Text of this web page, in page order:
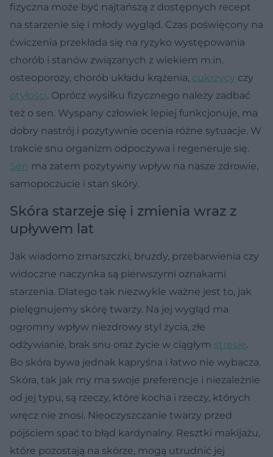
fizyczna może być najtańszą z dostępnych recept
na starzenie się i młody wygląd. Czas poświęcony na
ćwiczenia przekłada się na ryzyko występowania
chorób i stanów związanych z wiekiem m.in.
osteoporozy, chorób układu krążenia, cukrzycy czy
otyłości. Oprócz wysiłku fizycznego należy zadbać
też o sen. Wyspany człowiek lepiej funkcjonuje, ma
dobry nastrój i pozytywnie ocenia różne sytuacje. W
trakcie snu organizm odpoczywa i regeneruje się.
Sen ma zatem pozytywny wpływ na nasze zdrowie,
samopoczucie i stan skóry.
Skóra starzeje się i zmienia wraz z
upływem lat
Jak wiadomo zmarszczki, bruzdy, przebarwienia czy
widoczne naczynka są pierwszymi oznakami
starzenia. Dlatego tak niezwykle ważne jest to, jak
pielęgnujemy skórę twarzy. Na jej wygląd ma
ogromny wpływ niezdrowy styl życia, złe
odżywianie, brak snu oraz życie w ciągłym stresie.
Bo skóra bywa jednak kapryśna i łatwo nie wybacza.
Skóra, tak jak my ma swoje preferencje i niezależnie
od jej typu, są rzeczy, które kocha i rzeczy, których
wręcz nie znosi. Nieoczyszczanie twarzy przed
pójściem spać to błąd kardynalny. Resztki makijażu,
które pozostają na skórze, mogą utrudnić jej